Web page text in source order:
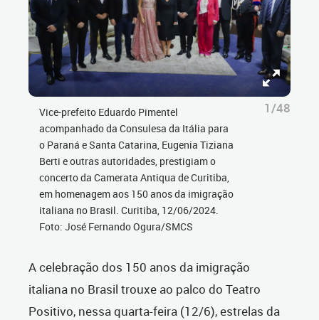
Vice-prefeito Eduardo Pimentel
acompanhado da Consulesa da Itália para
o Paraná e Santa Catarina, Eugenia Tiziana
Berti e outras autoridades, prestigiam o
concerto da Camerata Antiqua de Curitiba,
em homenagem aos 150 anos da imigração
italiana no Brasil. Curitiba, 12/06/2024.
Foto: José Fernando Ogura/SMCS
1/48
A celebração dos 150 anos da imigração
italiana no Brasil trouxe ao palco do Teatro
Positivo, nessa quarta-feira (12/6), estrelas da